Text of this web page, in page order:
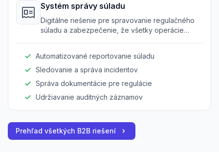
Systém správy súladu
Digitálne riešenie pre spravovanie regulačného
súladu a zabezpečenie, že všetky operácie
Automatizované reportovanie súladu
Sledovanie a správa incidentov
Správa dokumentácie pre regulácie
Udržiavanie auditných záznamov
Prehľad všetkých B2B riešení